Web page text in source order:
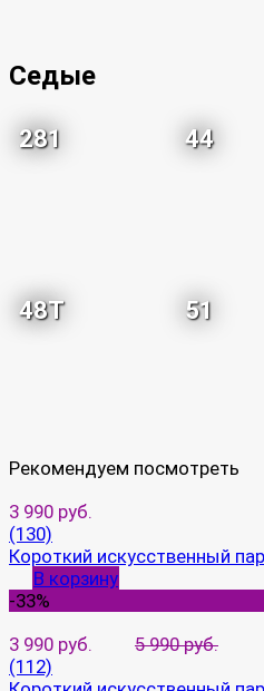
Седые
281 44
48T 51
Рекомендуем посмотреть
3 990 руб.
(130)
Короткий искусственный
В корзину
-33%
3 990 руб.
5 990 руб.
(112)